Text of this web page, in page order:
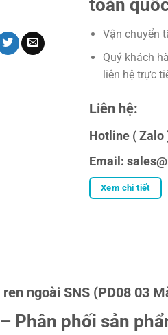
toàn
Vận chuyển
Quý khách
liên hệ trực
Liên hệ:
Hotline ( Zalo
Email:
Xem chi tiết
ngoài SNS (PD08 03
Phân phối sản